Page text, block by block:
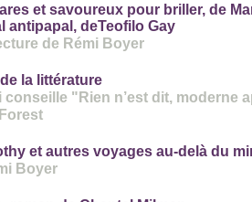
et savoureux pour briller, de
antipapal, deTeofilo Gay
de Rémi Boyer
la littérature
conseille "Rien n’est dit, moderne
et autres voyages au-delà du
Boyer